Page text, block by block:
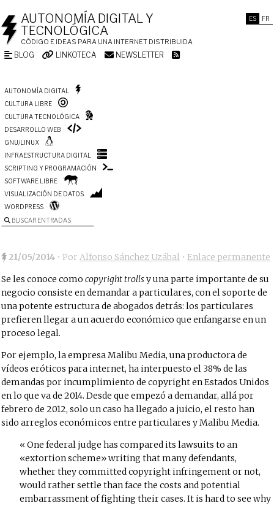
ES FR
AUTONOMÍA DIGITAL Y
TECNOLÓGICA
CÓDIGO E IDEAS PARA UNA INTERNET DISTRIBUIDA
BLOG LINKOTECA NEWSLETTER
AUTONOMÍA DIGITAL
CULTURA LIBRE
CULTURA TECNOLÓGICA
DESARROLLO WEB
GNU/LINUX
INFRAESTRUCTURA DIGITAL
SCRIPTING Y PROGRAMACIÓN
SOFTWARE LIBRE
VISUALIZACIÓN DE DATOS
WORDPRESS
BUSCAR ENTRADAS
21/05/2014 • PorAlfonso Sánchez Uzábal • Enlace permanente
Se les conoce comocopyright trollsy una parte importante de su
negocio consiste en demandar a particulares, con el soporte de
una potente estructura de abogados detrás: los particulares
prefieren llegar a un acuerdo económico que enfangarse en un
proceso legal.
Por ejemplo, la empresa Malibu Media, una productora de
vídeos eróticos para internet, ha interpuesto el 38% de las
demandas por incumplimiento de copyright en Estados Unidos
en lo que va de 2014. Desde que empezó a demandar, allá por
febrero de 2012, solo un caso ha llegado a juicio, el resto han
sido arreglos económicos entre particulares y Malibu Media.
One federal judge has compared its lawsuits to an
«extortion scheme» writing that many defendants,
whether they committed copyright infringement or not,
would rather settle than face the costs and potential
embarrassment of fighting their cases. It is hard to see why